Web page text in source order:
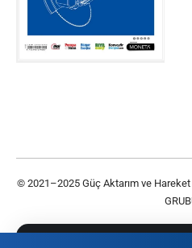
© 2021–2025 Güç Aktarım ve